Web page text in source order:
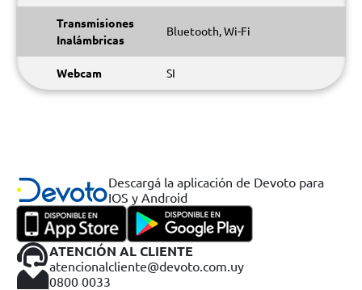
Transmisiones
Inalámbricas
Bluetooth, Wi-Fi
Webcam SI
Descargá la aplicación de Devoto para
IOS y Android
ATENCIÓN AL CLIENTE
atencionalcliente@devoto.com.uy
0800 0033